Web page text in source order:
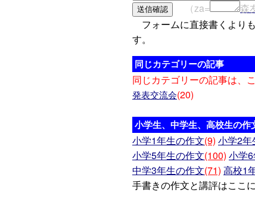
（za= 森
フォームに直接書くより
す。
同じカテゴリーの記事
同じカテゴリーの記事は、
発表交流会(20)
小学生、中学生、高校生の作
小学1年生の作文(9) 小学2年
小学5年生の作文(100) 小学
中学3年生の作文(71) 高校1
手書きの作文と講評はここ